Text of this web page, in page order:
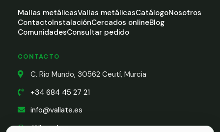
Mallas metálicasVallas metálicasCatálogoNosotros
ContactoInstalaciónCercados onlineBlog
ComunidadesConsultar pedido
CONTACTO
C. Río Mundo, 30562 Ceutí, Murcia
+34 684 45 27 21
info@vallate.es
WhatsApp